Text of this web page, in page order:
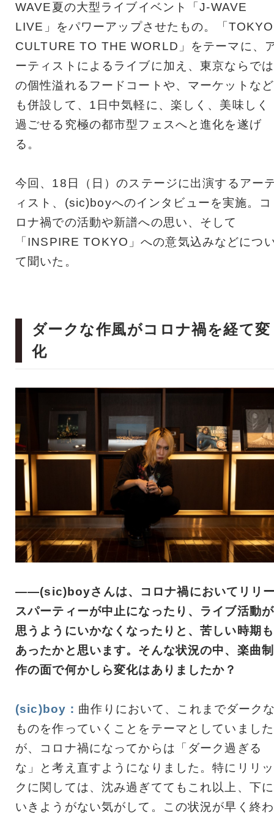
WAVE夏の大型ライブイベント「J-WAVE
LIVE」をパワーアップさせたもの。「TOKYO
CULTURE TO THE WORLD」をテーマに、
ーティストによるライブに加え、東京ならでは
の個性溢れるフードコートや、マーケットなど
も併設して、1日中気軽に、楽しく、美味しく
過ごせる究極の都市型フェスへと進化を遂げ
る。
今回、18日（日）のステージに出演するアー
ィスト、(sic)boyへのインタビューを実施。コ
ロナ禍での活動や新譜への思い、そして
「INSPIRE TOKYO」への意気込みなどにつ
て聞いた。
ダークな作風がコロナ禍を経て変
化
――(sic)boyさんは、コロナ禍においてリリ
スパーティーが中止になったり、ライブ活動が
思うようにいかなくなったりと、苦しい時期も
あったかと思います。そんな状況の中、楽曲制
作の面で何かしら変化はありましたか？
(sic)boy： 曲作りにおいて、これまでダーク
ものを作っていくことをテーマとしていました
が、コロナ禍になってからは「ダーク過ぎる
な」と考え直すようになりました。特にリリッ
クに関しては、沈み過ぎててもこれ以上、下に
いきようがない気がして。この状況が早く終わ